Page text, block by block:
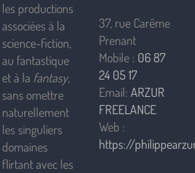
les productions
associées à la
science-fiction,
au fantastique
et à la fantasy,
sans omettre
naturellement
les singuliers
domaines
flirtant avec les
37, rue Carême
Prenant
Mobile : 06 87
24 05 17
Email: ARZUR
FREELANCE
Web :
https://